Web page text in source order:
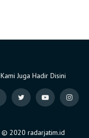
Kami Juga Hadir Disini
© 2020 radarjatim.id